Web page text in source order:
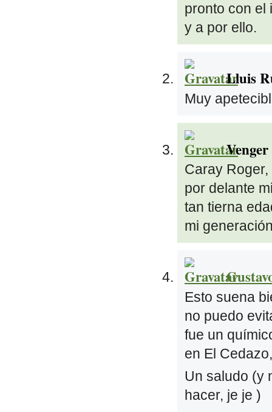
pronto con el
y a por ello.
Lluis
Muy
Venger
Caray
por delante
tan tierna
mi
Esto suena
no puedo
fue un
en El
Un saludo (y
hacer, je je )